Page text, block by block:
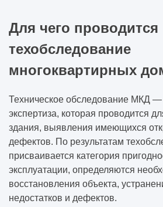
Для чего проводится
техобследование
многоквартирных
Техническое обследование МКД
экспертиза, которая проводится
здания, выявления имеющихся
дефектов. По результатам
присваивается категория
эксплуатации, определяются
восстановления объекта,
недостатков и дефектов.